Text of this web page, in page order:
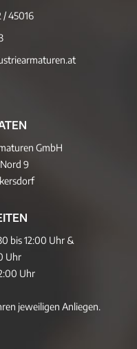
45016
GmbH
9
bis 12:00 Uhr &
Uhr
Uhr
jeweiligen Anliegen.